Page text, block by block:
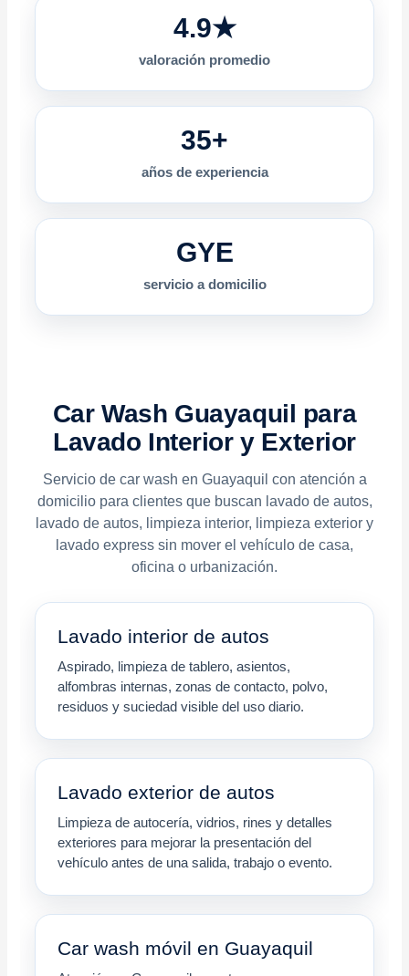
4.9★
valoración promedio
35+
años de experiencia
GYE
servicio a domicilio
Car Wash Guayaquil para
Lavado Interior y Exterior
Servicio de car wash en Guayaquil con atención a
domicilio para clientes que buscan lavado de autos,
lavado de autos, limpieza interior, limpieza exterior y
lavado express sin mover el vehículo de casa,
oficina o urbanización.
Lavado interior de autos
Aspirado, limpieza de tablero, asientos,
alfombras internas, zonas de contacto, polvo,
residuos y suciedad visible del uso diario.
Lavado exterior de autos
Limpieza de autocería, vidrios, rines y detalles
exteriores para mejorar la presentación del
vehículo antes de una salida, trabajo o evento.
Car wash móvil en Guayaquil